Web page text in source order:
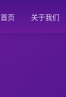
首页 关于我们